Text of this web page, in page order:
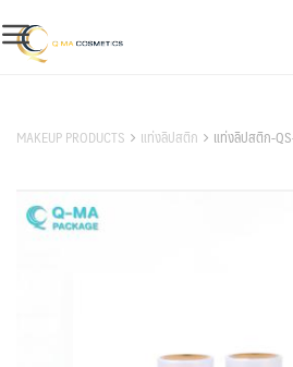
to
content
MAKEUP PRODUCTS แท่งลิปสติก แท่งลิปสติก-